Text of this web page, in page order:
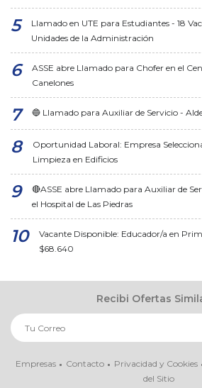
Llamado en UTE para Estudiantes - 18
Unidades de la Administración
ASSE abre Llamado para Chofer en el
Canelones
🔵 Llamado para Auxiliar de Servicio -
Oportunidad Laboral: Empresa
Limpieza en Edificios
🔴ASSE abre Llamado para Auxiliar de
el Hospital de Las Piedras
Vacante Disponible: Educador/a en
$68.640
Recibi Ofertas
Empresas Contacto Privacidad y Cookies
del Sitio